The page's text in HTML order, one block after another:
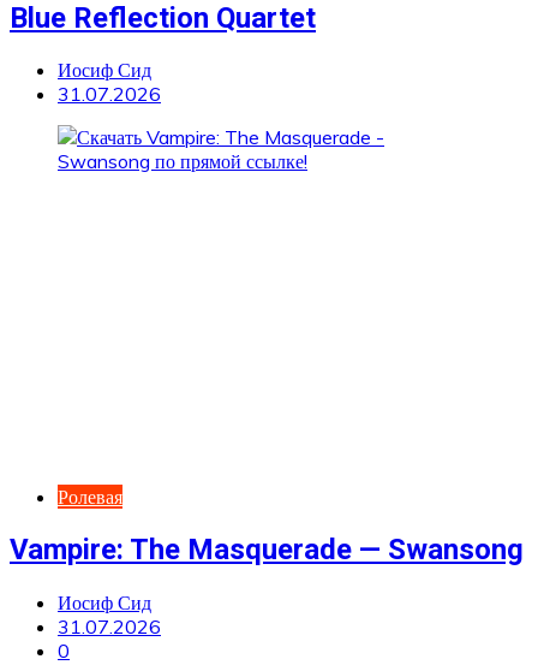
Blue Reflection Quartet
Иосиф Сид
31.07.2026
Ролевая
Vampire: The Masquerade — Swansong
Иосиф Сид
31.07.2026
0